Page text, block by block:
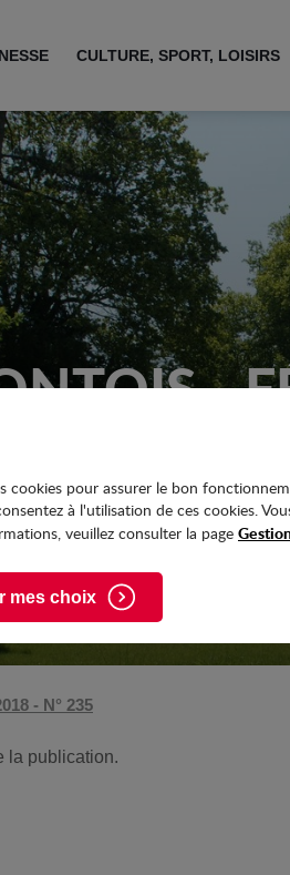
cookies pour assurer le bon
à l'utilisation de ces cookies.
veuillez consulter la page
mes choix
CULTURE, SPORT, LOISIRS
-
- N° 235
la publication.